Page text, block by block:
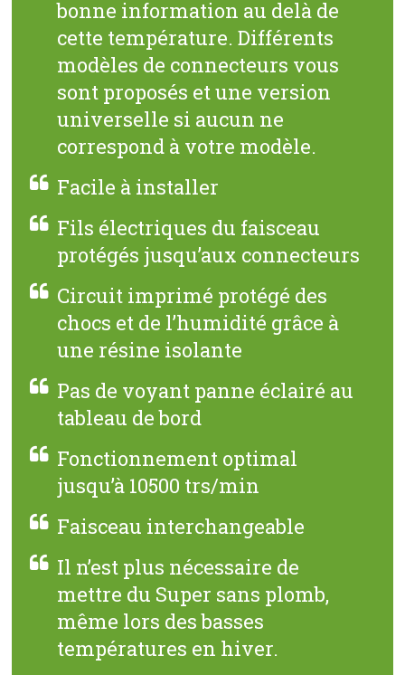
bonne information au delà de
cette température. Différents
modèles de connecteurs vous
sont proposés et une version
universelle si aucun ne
correspond à votre modèle.
Facile à installer
Fils électriques du faisceau
protégés jusqu’aux connecteurs
Circuit imprimé protégé des
chocs et de l’humidité grâce à
une résine isolante
Pas de voyant panne éclairé au
tableau de bord
Fonctionnement optimal
jusqu’à 10500 trs/min
Faisceau interchangeable
Il n’est plus nécessaire de
mettre du Super sans plomb,
même lors des basses
températures en hiver.